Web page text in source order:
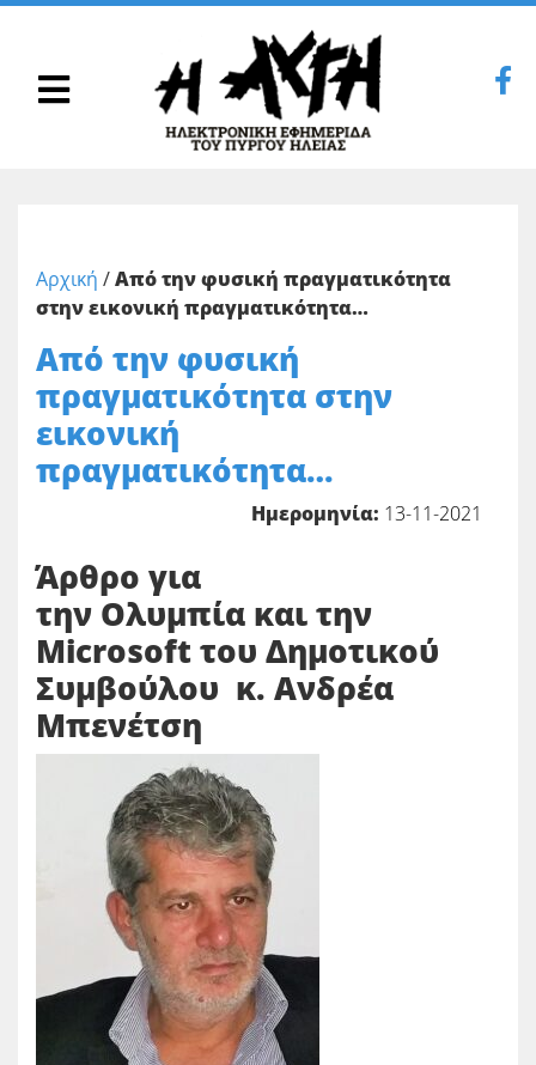
Αρχική /Από την φυσική πραγματικότητα
στην εικονική πραγματικότητα…
Από την φυσική
πραγματικότητα στην
εικονική
πραγματικότητα…
Ημερομηνία: 13-11-2021
Άρθρο για
την Ολυμπία και την
Microsoft του Δημοτικού
Συμβούλου κ. Ανδρέα
Μπενέτση